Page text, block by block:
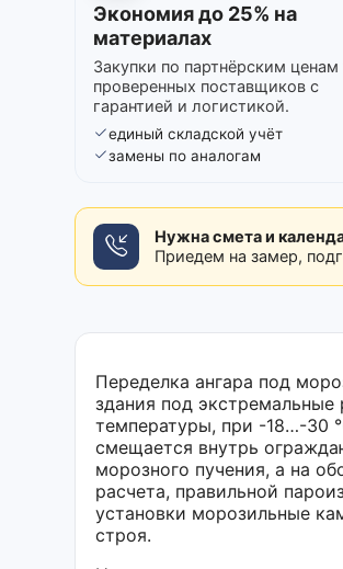
Экономия до 25% на
материалах
Закупки по партнёрским ценам
проверенных поставщиков с
гарантией и логистикой.
единый складской учёт
замены по аналогам
Нужна смета и
Приедем на замер,
Переделка ангара под
здания под
температуры, при -18…-30
смещается внутрь
морозного пучения, а на
расчета, правильной
установки морозильные
строя.